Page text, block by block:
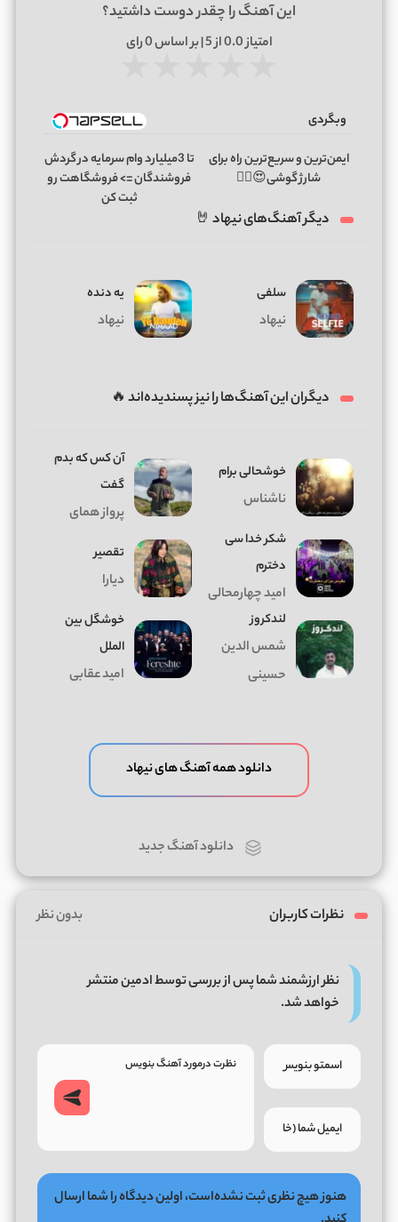
این آهنگ را چقدر دوست داشتید؟
امتیاز0.0از 5 | بر اساس 0رای
وبگردی
ایمن‌ترین و سریع‌ترین راه برای
شارژ گوشی😍👌🏻
تا 3میلیارد وام سرمایه در گردش
فروشندگان => فروشگاهت رو
ثبت کن
دیگر آهنگ‌های نیهاد 🤘
سلفی
نیهاد
یه دنده
نیهاد
دیگران این آهنگ‌ها را نیز پسندیده‌اند 🔥
خوشحالی برام
ناشناس
آن کس که بدم
گفت
پرواز همای
شکر خدا سی
دخترم
امید چهارمحالی
تقصیر
دیارا
لندکروز
شمس الدین
حسینی
خوشگل بین
الملل
امید عقابی
دانلود همه آهنگ های نیهاد
دانلود آهنگ جدید
نظرات کاربران بدون نظر
نظر ارزشمند شما پس از بررسی توسط ادمین منتشر
خواهد شد.
هنوز هیچ نظری ثبت نشده‌است، اولین دیدگاه را شما ارسال